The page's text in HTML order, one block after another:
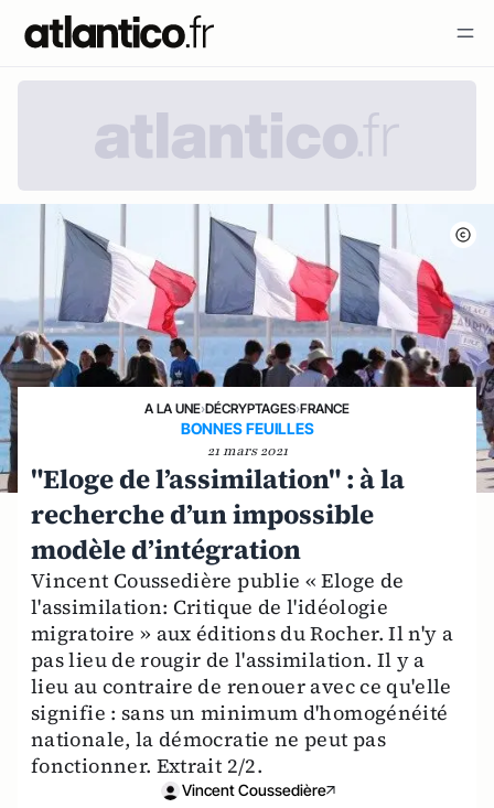
A LA UNE›DÉCRYPTAGES›FRANCE
BONNES FEUILLES
21 mars 2021
"Eloge de l’assimilation" : à la
recherche d’un impossible
modèle d’intégration
Vincent Coussedière publie « Eloge de
l'assimilation: Critique de l'idéologie
migratoire » aux éditions du Rocher. Il n'y a
pas lieu de rougir de l'assimilation. Il y a
lieu au contraire de renouer avec ce qu'elle
signifie : sans un minimum d'homogénéité
nationale, la démocratie ne peut pas
fonctionner. Extrait 2/2.
Vincent Coussedière